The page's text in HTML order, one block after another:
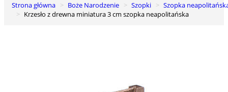
0
Koszyk
Strona główna Boże Narodzenie Szopki
Szopka
Krzesło z drewna miniatura 3 cm szopka neapolitańska